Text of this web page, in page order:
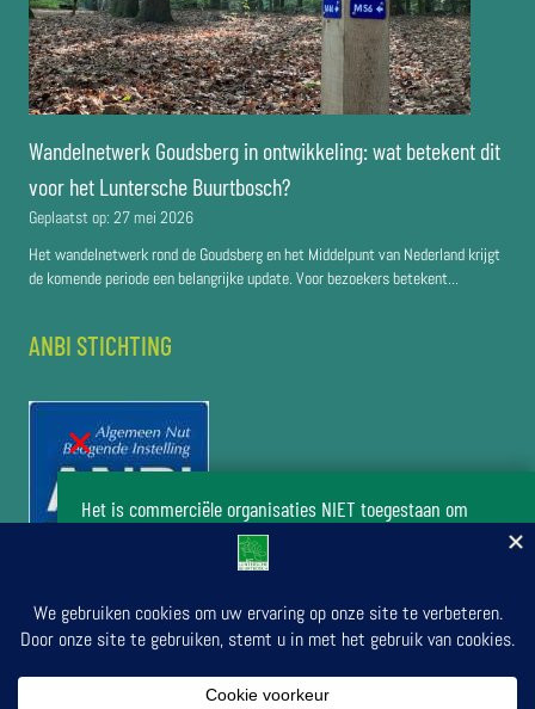
Wandelnetwerk Goudsberg in ontwikkeling: wat betekent dit
voor het Luntersche Buurtbosch?
Geplaatst op: 27 mei 2026
Het wandelnetwerk rond de Goudsberg en het Middelpunt van Nederland krijgt
de komende periode een belangrijke update. Voor bezoekers betekent...
ANBI STICHTING
Stationsstraat 24, 6741 DH Lunteren. | Bank nr.: NL03 RABO 0337
Het is commerciële organisaties NIET toegestaan om
zonder toestemming van het bestuur van de stichting Het
Luntersche Buurtbosch activiteiten in het buurtbos te
Doe uw verzoek om activiteiten te organiseren
in Het Luntersche Buurtbosch